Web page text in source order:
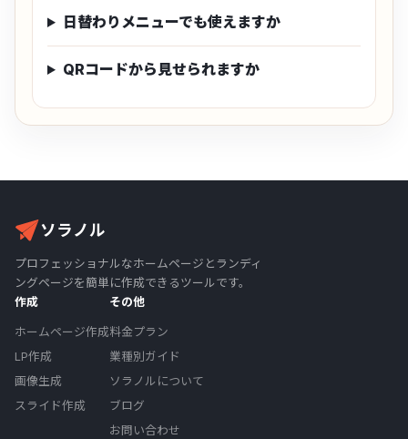
日替わりメニューでも使えますか
QRコードから見せられますか
ソラノル
プロフェッショナルなホームページとランディ
ングページを簡単に作成できるツールです。
作成
ホームページ作成
LP作成
画像生成
スライド作成
その他
料金プラン
業種別ガイド
ソラノルについて
ブログ
お問い合わせ